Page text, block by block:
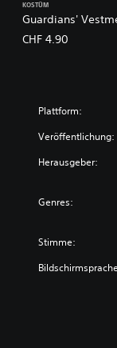
Guardians'
KOSTÜM
CHF 4.90
Plattform:
Veröffentlichung:
Herausgeber:
Genres:
Stimme: